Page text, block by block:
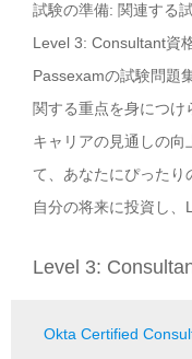
試験の準備: 関連する
Level 3: Consultant資
Passexamの試験問題
関する重点を身につけ
キャリアの見通しの
て、あなたにぴったり
自分の将来に投資し
Level 3:
Okta Certified